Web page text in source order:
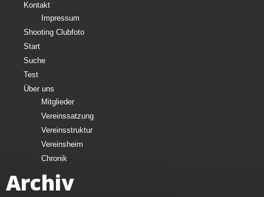
Kontakt
Impressum
Shooting Clubfoto
Start
Suche
Test
Über uns
Mitglieder
Vereinssatzung
Vereinsstruktur
Vereinsheim
Chronik
Archiv